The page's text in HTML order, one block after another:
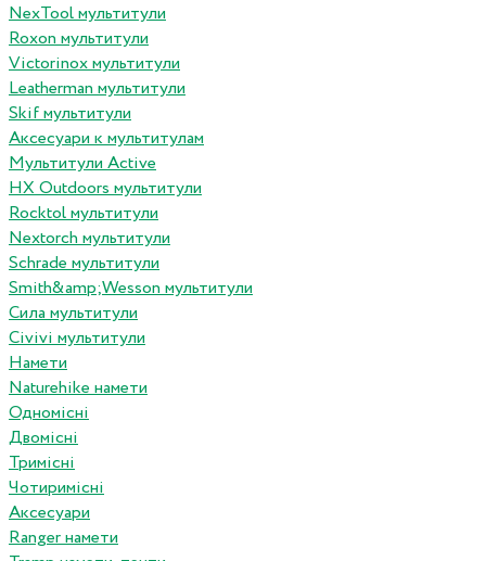
NexTool мультитули
Roxon мультитули
Victorinox мультитули
Leatherman мультитули
Skif мультитули
Аксесуари к мультитулам
Мультитули Active
HX Outdoors мультитули
Rocktol мультитули
Nextorch мультитули
Schrade мультитули
Smith&amp;Wesson мультитули
Сила мультитули
Civivi мультитули
Намети
Naturehike намети
Одномісні
Двомісні
Тримісні
Чотиримісні
Аксесуари
Ranger намети